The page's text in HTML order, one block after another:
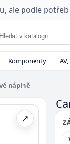
ale podle
Komponenty
náplně
⤢